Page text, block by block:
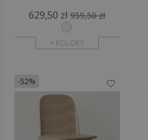
629,50 zł 959,50 zł
+ KOLORY
-52%